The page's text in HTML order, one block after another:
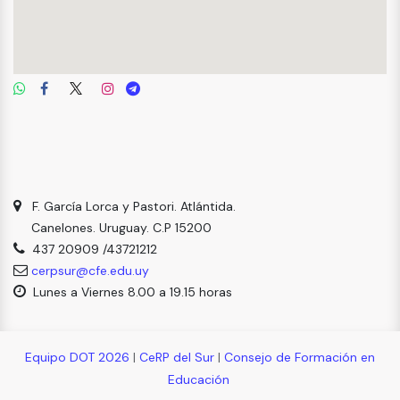
F. García Lorca y Pastori. Atlántida.
Canelones. Uruguay. C.P 15200
437 20909 /43721212
cerpsur@cfe.edu.uy
Lunes a Viernes 8.00 a 19.15 horas
Equipo DOT 2026 | CeRP del Sur | Consejo de Formación en
Educación